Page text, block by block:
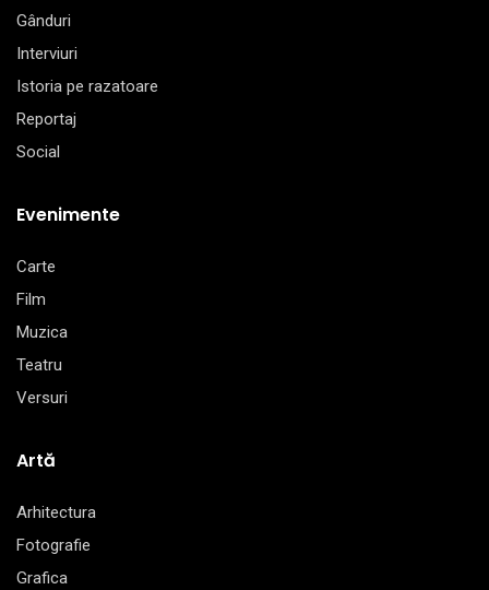
Gânduri
Interviuri
Istoria pe razatoare
Reportaj
Social
Evenimente
Carte
Film
Muzica
Teatru
Versuri
Artă
Arhitectura
Fotografie
Grafica